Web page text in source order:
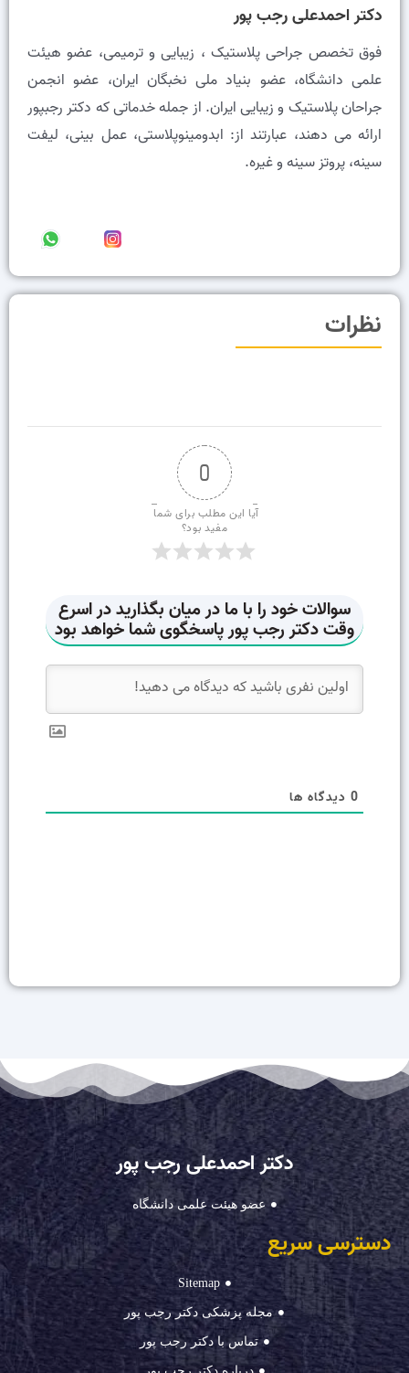
دکتر احمدعلی رجب پور
فوق تخصص جراحی پلاستیک ، زیبایی و ترمیمی، عضو هيئت
علمى دانشگاه، عضو بنیاد ملی نخبگان ایران، عضو انجمن
جراحان پلاستیک و زیبایی ایران. از جمله خدماتی که دکتر رجبپور
ارائه می دهند، عبارتند از: ابدومینوپلاستی، عمل بینی، لیفت
سینه، پروتز سینه و غیره.
نظرات
0
آیا این مطلب برای شما
مفید بود؟
0 دیدگاه ها
دکتر احمدعلی رجب پور
عضو هیئت علمی دانشگاه
دسترسی سریع
Sitemap
مجله پزشکی دکتر رجب پور
تماس با دکتر رجب پور